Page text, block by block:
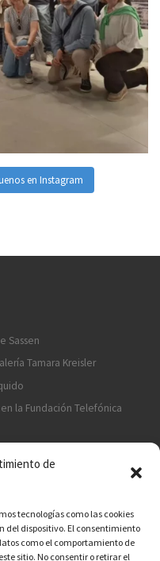
de
tecnologías como las cookies
del dispositivo. El consentimiento
como el comportamiento de
sitio. No consentir o retirar el
en Instagram
Sassen
Tamara Kreisler
la Fundación Telefónica